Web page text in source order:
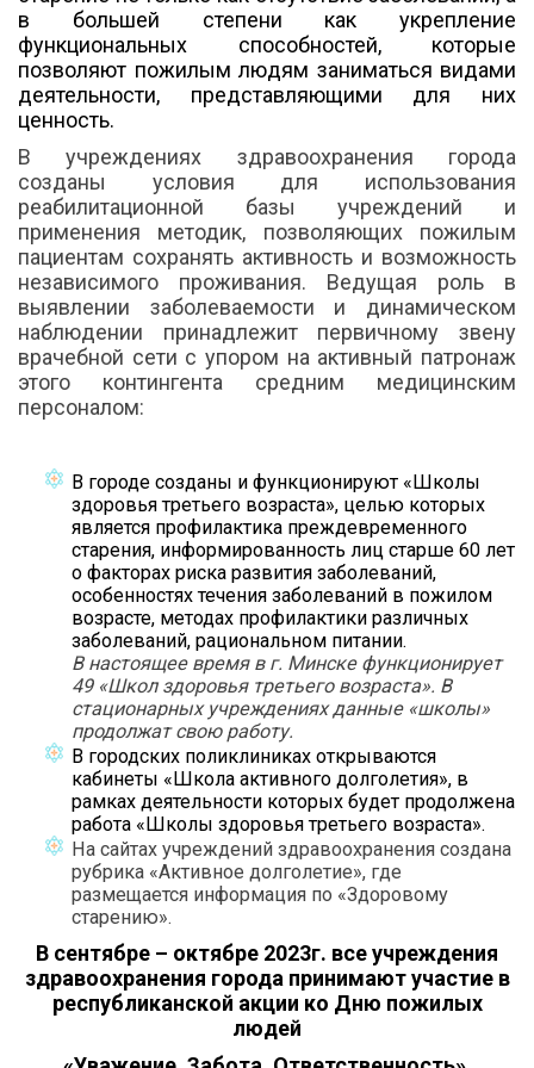
в большей степени как укрепление
функциональных способностей, которые
позволяют пожилым людям заниматься видами
деятельности, представляющими для них
ценность.
В учреждениях здравоохранения города
созданы условия для использования
реабилитационной базы учреждений и
применения методик, позволяющих пожилым
пациентам сохранять активность и возможность
независимого проживания. Ведущая роль в
выявлении заболеваемости и динамическом
наблюдении принадлежит первичному звену
врачебной сети с упором на активный патронаж
этого контингента средним медицинским
персоналом:
В городе созданы и функционируют «Школы
здоровья третьего возраста», целью которых
является профилактика преждевременного
старения, информированность лиц старше 60 лет
о факторах риска развития заболеваний,
особенностях течения заболеваний в пожилом
возрасте, методах профилактики различных
заболеваний, рациональном питании.
В настоящее время в г. Минске функционирует
49 «Школ здоровья третьего возраста». В
стационарных учреждениях данные «школы»
продолжат свою работу.
В городских поликлиниках открываются
кабинеты «Школа активного долголетия», в
рамках деятельности которых будет продолжена
работа «Школы здоровья третьего возраста».
На сайтах учреждений здравоохранения создана
рубрика «Активное долголетие», где
размещается информация по «Здоровому
старению».
В сентябре – октябре 2023г. все учреждения
здравоохранения города принимают участие в
республиканской акции ко Дню пожилых
людей